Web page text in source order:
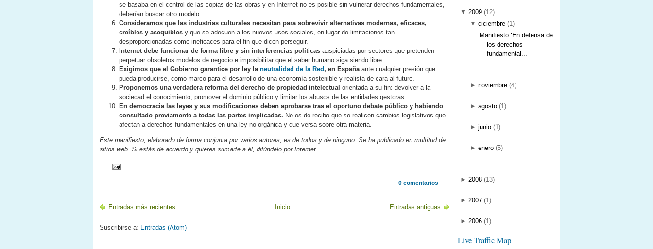
se basaba en el control de las copias de las obras y en Internet no es posible sin vulnerar derechos fundamentales,
deberían buscar otro modelo.
Consideramos que las industrias culturales necesitan para sobrevivir alternativas modernas, eficaces,
creíbles y asequibles y que se adecuen a los nuevos usos sociales, en lugar de limitaciones tan
desproporcionadas como ineficaces para el fin que dicen perseguir.
Internet debe funcionar de forma libre y sin interferencias políticas auspiciadas por sectores que pretenden
perpetuar obsoletos modelos de negocio e imposibilitar que el saber humano siga siendo libre.
Exigimos que el Gobierno garantice por ley la neutralidad de la Red , en España ante cualquier presión que
pueda producirse, como marco para el desarrollo de una economía sostenible y realista de cara al futuro.
Proponemos una verdadera reforma del derecho de propiedad intelectual orientada a su fin: devolver a la
sociedad el conocimiento, promover el dominio público y limitar los abusos de las entidades gestoras.
En democracia las leyes y sus modificaciones deben aprobarse tras el oportuno debate público y habiendo
consultado previamente a todas las partes implicadas. No es de recibo que se realicen cambios legislativos que
afectan a derechos fundamentales en una ley no orgánica y que versa sobre otra materia.
Este manifiesto, elaborado de forma conjunta por varios autores, es de todos y de ninguno. Se ha publicado en multitud de
sitios web. Si estás de acuerdo y quieres sumarte a él, difúndelo por Internet.
0 comentarios
Entradas más recientes Entradas antiguas
Inicio
Suscribirse a: Entradas (Atom)
▼ 2009 (12)
▼ diciembre (1)
Manifiesto ‘En defensa de
los derechos
fundamental...
► noviembre (4)
► agosto (1)
► junio (1)
► enero (5)
► 2008 (13)
► 2007 (1)
► 2006 (1)
Live Traffic Map